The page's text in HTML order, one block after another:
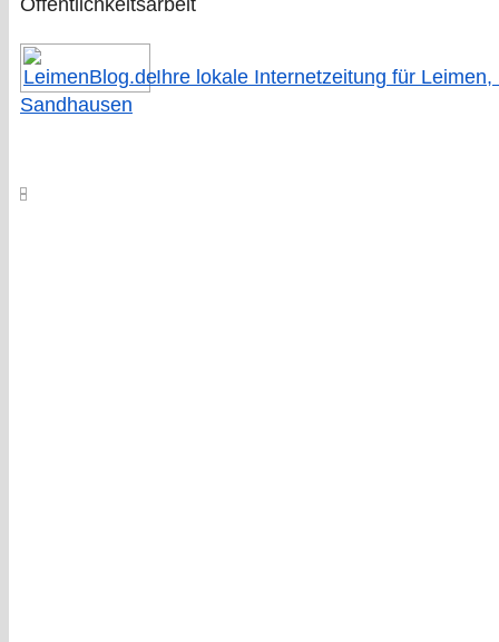
Ihre lokale Internetzeitung für Leimen,
Sandhausen